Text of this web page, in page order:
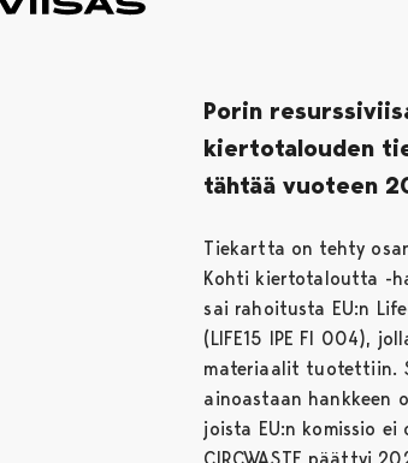
Porin
kiertotalouden
tähtää vuoteen
Tiekartta on tehty
Kohti kiertotaloutta -
sai rahoitusta EU:n
(LIFE15 IPE FI 004),
materiaalit tuotettiin.
ainoastaan hankkeen
joista EU:n komissio ei
CIRCWASTE päättyi